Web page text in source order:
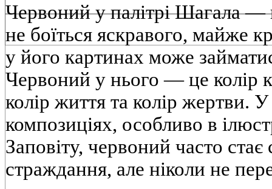
Червоний у палітрі Шагала —
не боїться яскравого, майже
у його картинах може
Червоний у нього — це колір
колір життя та колір жертви.
композиціях, особливо в
Заповіту, червоний часто
страждання, але ніколи не